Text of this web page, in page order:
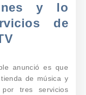
y lo
de
anunció es que
de música y
tres servicios